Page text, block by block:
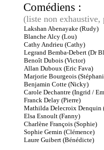
Comédiens :
(liste non exhaustive,
Lakshan Abenayake (Rudy)
Blanche Alcy (Lou)
Cathy Andrieu (Cathy)
Legrand Bemba-Debert (Dr
Benoît Dubois (Victor)
Allan Duboux (Eric Fava)
Marjorie Bourgeois
Benjamin Cotte (Nicky)
Carole Dechantre (Ingrid /
Franck Delay (Pierre)
Mathilda Delecroix Denquin
Elsa Esnoult (Fanny)
Charlène François (Sophie)
Sophie Gemin (Clémence)
Laure Guibert (Bénédicte)